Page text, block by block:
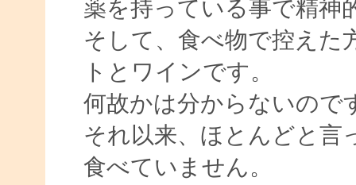
薬を持っている事で精神
そして、食べ物で控えた
トとワインです。
何故かは分からないので
それ以来、ほとんどと言
食べていません。